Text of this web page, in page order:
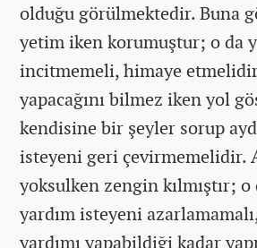
olduğu görülmektedir. Buna
yetim iken korumuştur; o da
incitmemeli, himaye
yapacağını bilmez iken yol
kendisine bir şeyler sorup
isteyeni geri çevirmemelidir.
yoksulken zengin kılmıştır;
yardım isteyeni
yardımı yapabildiği kadar